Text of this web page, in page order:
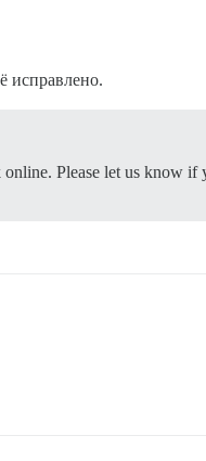
исправлено.
Please let us know if